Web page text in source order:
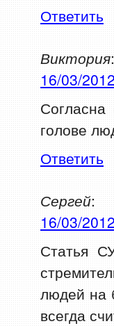
Ответить
Виктория:
16/03/
голове
Ответить
Сергей:
16/03/
Статья
людей на
всегда